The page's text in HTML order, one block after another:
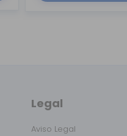
Legal
Aviso Legal